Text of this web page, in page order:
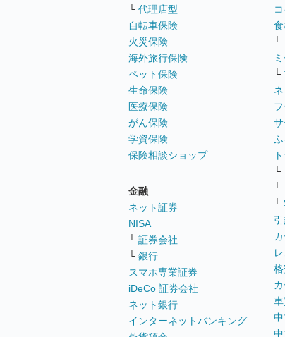
└ 代理店型
自転車保険
火災保険
海外旅行保険
ペット保険
生命保険
医療保険
がん保険
学資保険
保険相談ショップ
金融
ネット証券
NISA
└ 証券会社
└ 銀行
スマホ専業証券
iDeCo 証券会社
ネット銀行
インターネットバンキング
└
└
└
└
└